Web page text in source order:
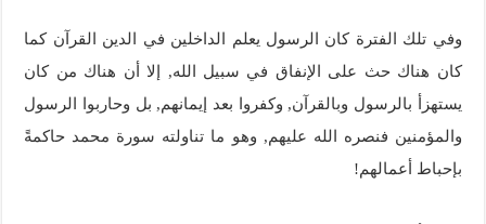
وفي تلك الفترة كان الرسول يعلم الداخلين في الدين القرآن كما
كان هناك حث على الإنفاق في سبيل الله, إلا أن هناك من كان
يستهزأ بالرسول وبالقرآن, وكفروا بعد إيمانهم, بل وحاربوا الرسول
والمؤمنين فنصره الله عليهم, وهو ما تناولته سورة محمد حاكمةً
بإحباط أعمالهم!